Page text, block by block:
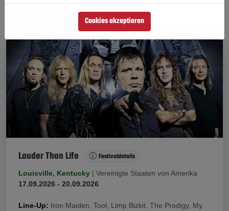
Diese Festivalinfos teilen
Louder Than Life Festivaldetails
Louisville, Kentucky | Vereinigte Staaten von Amerika
17.09.2026 - 20.09.2026
Line-Up: Iron Maiden, Tool, Limp Bizkit, The Prodigy, My
Cookies akzeptieren